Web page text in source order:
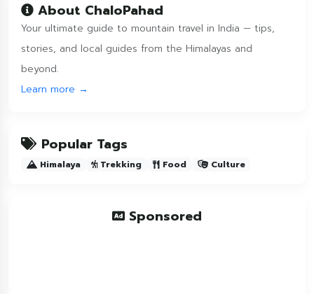
About ChaloPahad
Your ultimate guide to mountain travel in India — tips,
stories, and local guides from the Himalayas and
beyond.
Learn more →
Popular Tags
Himalaya Trekking Food Culture
Sponsored